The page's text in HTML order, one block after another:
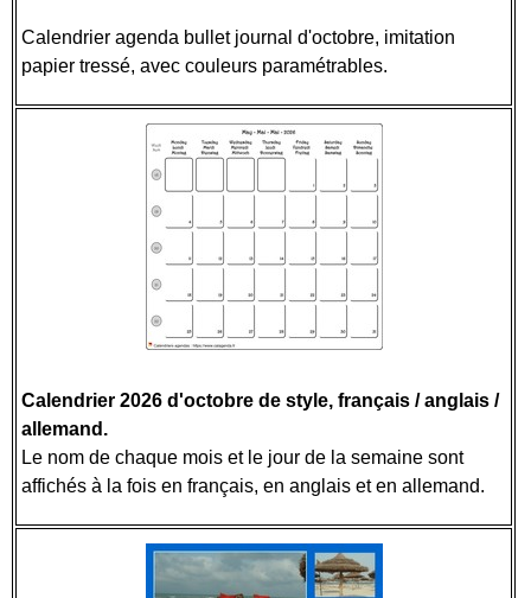
Calendrier agenda bullet journal d'octobre, imitation
papier tressé, avec couleurs paramétrables.
Calendrier 2026 d'octobre de style, français / anglais /
allemand.
Le nom de chaque mois et le jour de la semaine sont
affichés à la fois en français, en anglais et en allemand.